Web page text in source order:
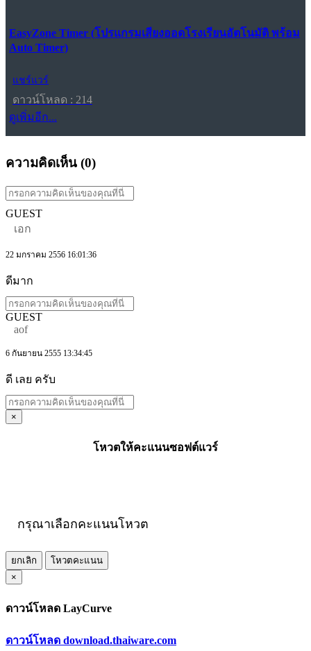
EasyZone Timer (โปรแกรมเสียงออดโรงเรียนอัตโนมัติ พร้อม
Auto Timer)
แชร์แวร์
ดาวน์โหลด : 214
ดูเพิ่มอีก...
ความคิดเห็น (0)
GUEST
เอก
22 มกราคม 2556 16:01:36
ดีมาก
GUEST
aof
6 กันยายน 2555 13:34:45
ดี เลย ครับ
×
โหวตให้คะแนนซอฟต์แวร์
กรุณาเลือกคะแนนโหวต
ยกเลิก
โหวตคะแนน
×
ดาวน์โหลด LayCurve
ดาวน์โหลด download.thaiware.com